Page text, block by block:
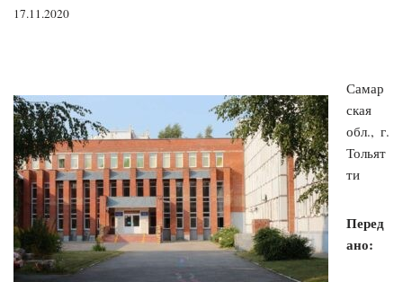
17.11.2020
Самар
ская
обл., г.
Тольят
ти
Перед
ано: